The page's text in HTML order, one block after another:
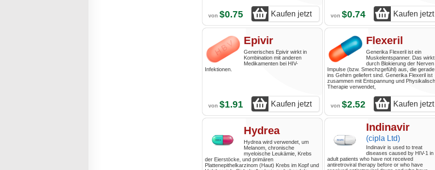
von $0.75 Kaufen jetzt von $0.74 Kaufen jetzt
Epivir
Generisches Epivir wirkt in
Kombination mit anderen
Medikamenten bei HIV-
Infektionen.
von $1.91 Kaufen jetzt
Flexeril
Generika Flexeril ist ein
Muskelentspanner. Das wirkt
durch Blokierung der Nerven
Impulse (bzw. Smechzgefühl) aus, die gerade
ins Gehirn geliefert sind. Generika Flexeril ist
zusammen mit Entspannung und
Therapie verwendet,
von $2.52 Kaufen jetzt
Hydrea
Hydrea wird verwendet, um
Melanom, chronische
myeloische Leukämie, Krebs
der Eierstöcke, und primären
Plattenepithelkarzinom (Haut) Krebs im Kopf und
Indinavir
(cipla Ltd)
Indinavir is used to treat
diseases caused by HIV-1 in
adult patients who have not received
antiretroviral therapy before or who have